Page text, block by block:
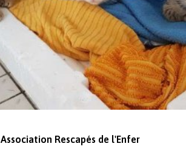
Association Rescapés de l'Enfer